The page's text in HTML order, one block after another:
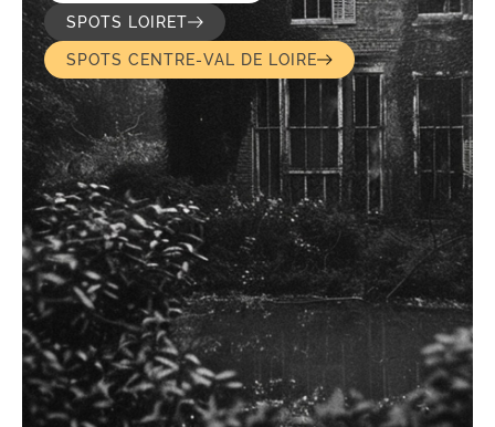
SPOTS LOIRET
SPOTS CENTRE-VAL DE LOIRE